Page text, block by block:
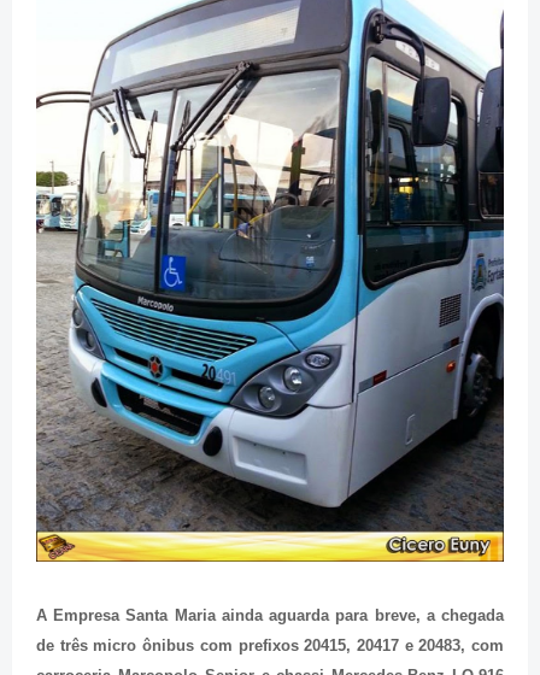
A Empresa Santa Maria ainda aguarda para breve, a chegada
de três micro ônibus com prefixos 20415, 20417 e 20483, com